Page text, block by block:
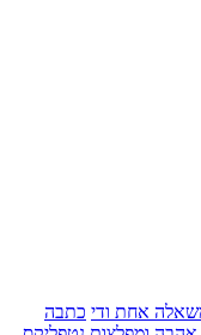
כתבה